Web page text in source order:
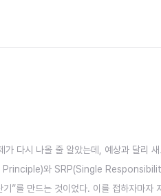
다시 나올 줄 알았는데, 예상과 달리
Principle)와 SRP(Single
”를 만드는 것이었다. 이를 접하자마자